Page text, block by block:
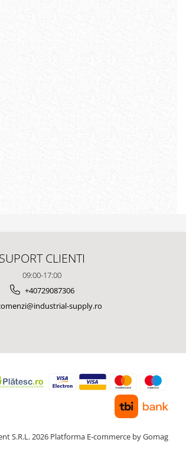
SUPORT CLIENTI
09:00-17:00
+40729087306
supply.ro
S.R.L. 2026 Platforma E-commerce by Gomag